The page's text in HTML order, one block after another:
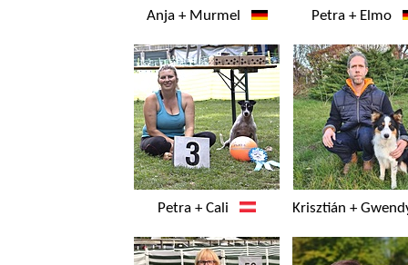
Anja + Murmel Petra + Elmo
Petra + Cali Krisztián +